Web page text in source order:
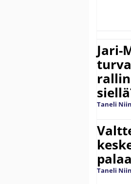
Jari-
Taneli
Taneli